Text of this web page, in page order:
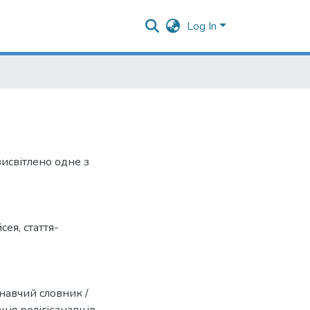
Log In
одне з
, стаття-
словник /